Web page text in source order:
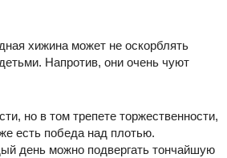
хижина может не оскорблять
Напротив, они очень чуют
но в том трепете торжественности,
есть победа над плотью.
день можно подвергать тончайшую